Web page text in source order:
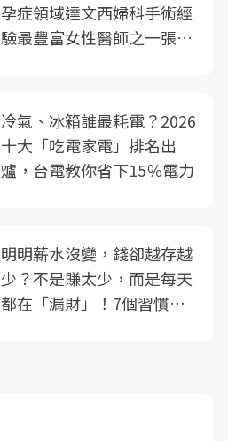
孕症領域達文西婦科手術經
驗最豐富女性醫師之一張永
光田醫院建構360度女性健
康照護生態圈
冷氣、冰箱誰最耗電？2026
十大「吃電家電」排名出
爐，台電教你省下15％電力
明明薪水沒變，錢卻越存越
少？不是賺太少，而是每天
都在「漏財」！7個習慣一